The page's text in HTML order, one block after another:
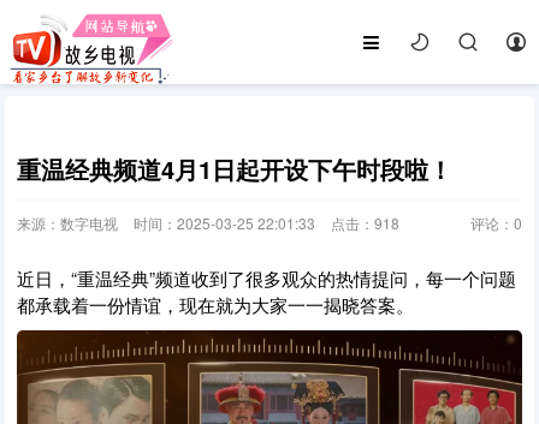
重温经典频道4月1日起开设下午时段啦！
来源：数字电视 时间：2025-03-25 22:01:33 点击：918 评论： 0
近日，“重温经典”频道收到了很多观众的热情提问，每一个问题
都承载着一份情谊，现在就为大家一一揭晓答案。